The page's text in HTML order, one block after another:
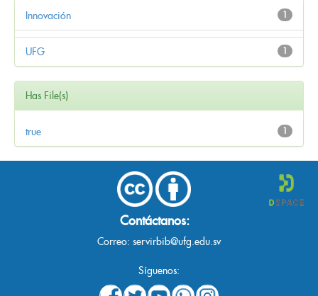
1
Innovación
1
UFG
Has File(s)
1
true
Contáctanos:
Correo: servirbib@ufg.edu.sv
Síguenos: